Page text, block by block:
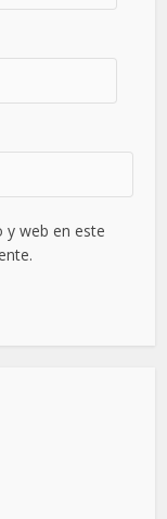
y web en este